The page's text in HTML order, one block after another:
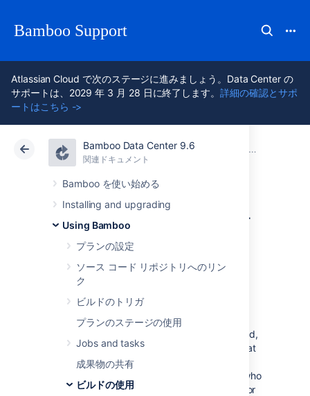
Bamboo Support
Atlassian Cloud で次のステージに進みましょう。Data Center の
サポートは、2029 年 3 月 28 日に終了します。詳細の確認とサポ
ートはこちら ->
Bamboo Data Center 9.6
関連ドキュメント
Bamboo を使い始める
Installing and upgrading
Using Bamboo
プランの設定
ソース コード リポジトリへのリン
ク
ビルドのトリガ
プランのステージの使用
Jobs and tasks
成果物の共有
ビルドの使用
アトラシアン サポート Bamboo 9.6
関連ドキュメント
Data Center 9.6
ビルドの失敗に対
する責任の割り当
Bamboo automatically alerts the people who
are assigned as responsible for a broken build,
and lets other members of the team know that
someone is looking at the problem. As you
investigate the build failure, you can revise who
is responsible, or claim all the responsibility for